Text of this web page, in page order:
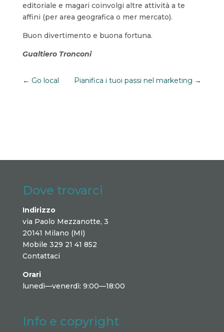
editoriale e magari coinvolgi altre attività a te
affini (per area geografica o mer mercato).
Buon divertimento e buona fortuna.
Gualtiero Tronconi
← Go local Pianifica i tuoi passi nel marketing →
Dove trovarci
Indirizzo
via Paolo Mezzanotte, 3
20141 Milano (MI)
Mobile 329 21 41 852
Contattaci
Orari
lunedì—venerdì: 9:00—18:00
Info e copyright